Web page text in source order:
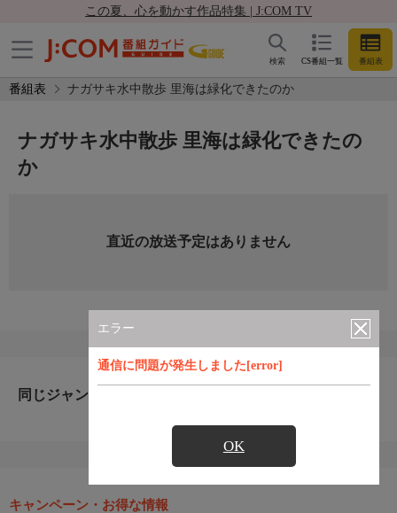
この夏、心を動かす作品特集 | J:COM TV
CS番組一覧 番組表
検索
番組表 ナガサキ水中散歩 里海は緑化できたのか
エラー
通信に問題が発生しました[error]
OK
ナガサキ水中散歩 里海は緑化できたの
か
直近の放送予定はありません
同じジャンルのおすすめ番組
キャンペーン・お得な情報